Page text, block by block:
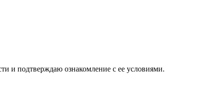
и подтверждаю ознакомление с ее условиями.